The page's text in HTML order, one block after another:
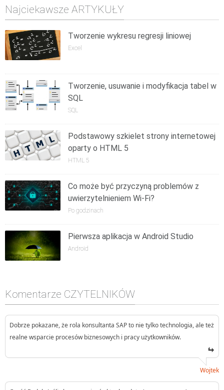
Najciekawsze ARTYKUŁY
Tworzenie wykresu regresji liniowej
Excel
Tworzenie, usuwanie i modyfikacja tabel w
SQL
SQL
Podstawowy szkielet strony internetowej
oparty o HTML 5
HTML 5
Co może być przyczyną problemów z
uwierzytelnieniem Wi-Fi?
Po godzinach
Pierwsza aplikacja w Android Studio
Android
Komentarze CZYTELNIKÓW
Dobrze pokazane, że rola konsultanta SAP to nie tylko technologia, ale też
realne wsparcie procesów biznesowych i pracy użytkowników.
Wojtek